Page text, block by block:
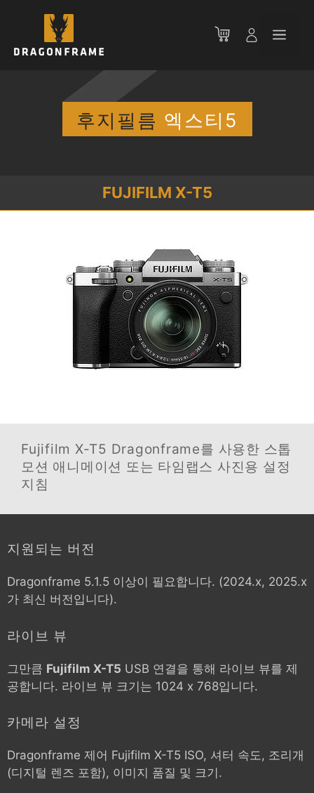
메
후지필름 엑스티5
FUJIFILM X-T5
Fujifilm X-T5 Dragonframe를 사용한 스톱
모션 애니메이션 또는 타임랩스 사진용 설정
지침
지원되는 버전
Dragonframe 5.1.5 이상이 필요합니다. (2024.x, 2025.x
가 최신 버전입니다).
라이브 뷰
그만큼 Fujifilm X-T5 USB 연결을 통해 라이브 뷰를 제
공합니다. 라이브 뷰 크기는 1024 x 768입니다.
카메라 설정
Dragonframe 제어 Fujifilm X-T5 ISO, 셔터 속도, 조리개
(디지털 렌즈 포함), 이미지 품질 및 크기.